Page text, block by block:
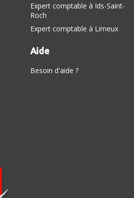
Expert comptable à Ids-Saint-
Roch
Expert comptable à Limeux
Aide
Besoin d'aide ?